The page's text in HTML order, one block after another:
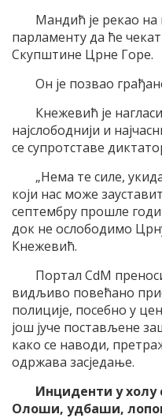
Мандић је рекао
парламенту да ће
Скупштине Црне Горе.
Он је позвао
Кнежевић је
најслободнији и
се супротставе
„Нема те силе,
који нас може
септембру прошле
док не ослободимо
Кнежевић.
Портал CdM
видљиво повећано
полиције, посебно у
још јуче постављене
како се наводи,
одржава засједање.
Инциденти у холу
Олоши, удбаши,